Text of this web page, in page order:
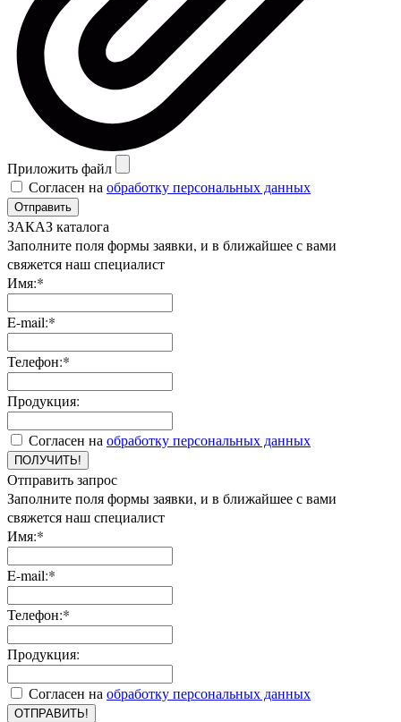
Приложить файл
Согласен на обработку персональных данных
Отправить
ЗАКАЗ каталога
Заполните поля формы заявки, и в ближайшее с вами
свяжется наш специалист
Имя:*
E-mail:*
Телефон:*
Продукция:
Согласен на обработку персональных данных
ПОЛУЧИТЬ!
Отправить запрос
Заполните поля формы заявки, и в ближайшее с вами
свяжется наш специалист
Имя:*
E-mail:*
Телефон:*
Продукция:
Согласен на обработку персональных данных
ОТПРАВИТЬ!